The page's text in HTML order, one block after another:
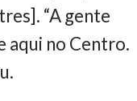
“A gente
aqui no Centro.